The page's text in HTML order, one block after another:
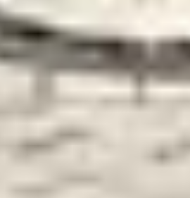
meer gedetailleerde informatie: